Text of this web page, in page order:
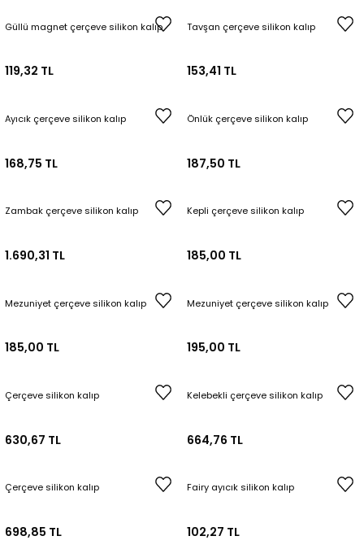
Güllü magnet çerçeve silikon kalıp
119,32 TL
Tavşan çerçeve silikon kalıp
153,41 TL
Ayıcık çerçeve silikon kalıp
168,75 TL
Önlük çerçeve silikon kalıp
187,50 TL
Zambak çerçeve silikon kalıp
1.690,31 TL
Kepli çerçeve silikon kalıp
185,00 TL
Mezuniyet çerçeve silikon kalıp
185,00 TL
Mezuniyet çerçeve silikon kalıp
195,00 TL
Çerçeve silikon kalıp
630,67 TL
Kelebekli çerçeve silikon kalıp
664,76 TL
Çerçeve silikon kalıp
698,85 TL
Fairy ayıcık silikon kalıp
102,27 TL